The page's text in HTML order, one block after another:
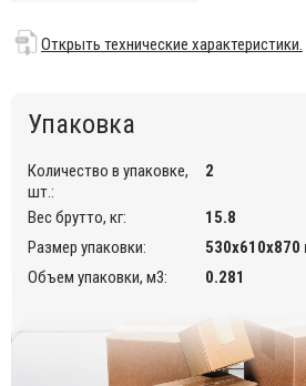
Варианты отделки каркаса и
(тортора), ZA (антрацит), ZE
Открыть технические
Открыть технические характеристики.
Упаковка
Количество в упаковке,
шт.:
2
Вес брутто, кг:
15.8
Размер упаковки:
Объем упаковки, м3:
0.281